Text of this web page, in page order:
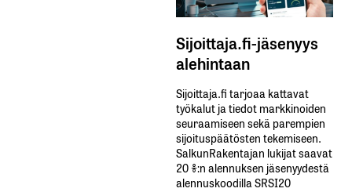
Sijoittaja.fi-jäsenyys
alehintaan
Sijoittaja.fi tarjoaa kattavat
työkalut ja tiedot markkinoiden
seuraamiseen sekä parempien
sijoituspäätösten tekemiseen.
SalkunRakentajan lukijat saavat
20 %:n alennuksen jäsenyydestä
alennuskoodilla SRSI20